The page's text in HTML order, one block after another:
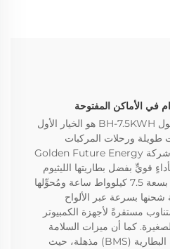
الأماكن المفتوحة
مولد الطاقة الشمسية المحمول BH-7.5KWH هو الخيار الأول
ورحلات المركبات
الترفيهية (RV). وقد صمّعت شركة Golden Future Energy
قويٍّ بفضل بطاريتها الليثيوم
حديد الفوسفات (LiFePo4) بسعة 7.5 كيلوواط ساعة ومُحوِّلها
بسرعة عبر الألواح
مستقرةً لأجهزة الكمبيوتر
كما أن ميزات السلامة
المُدمجة مع تقنية نظام إدارة البطارية (BMS) مذهلة، حيث